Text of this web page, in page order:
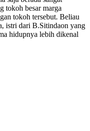
tokoh besar marga
tokoh tersebut. Beliau
istri dari B.Sitindaon yang
hidupnya lebih dikenal